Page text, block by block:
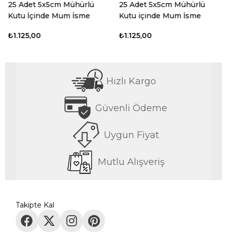
25 Adet 5x5cm Mühürlü
Kutu içinde Mum İsme
50 Adet 7x6cm
Magnet İsimli Söz
Hızlı Kargo
Güvenli Ödeme
Uygun Fiyat
Mutlu Alışveriş
Takipte Kal